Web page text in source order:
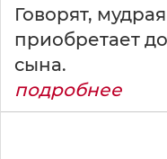
Говорят,
приобретает
сына.
подробнее